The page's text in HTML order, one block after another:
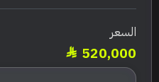
السعر
520,000